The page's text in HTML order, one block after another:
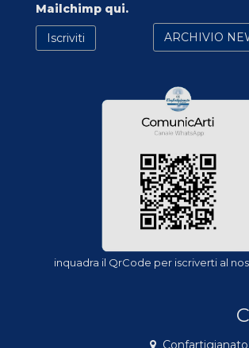
Mailchimp qui.
inquadra il QrCode per iscriverti al